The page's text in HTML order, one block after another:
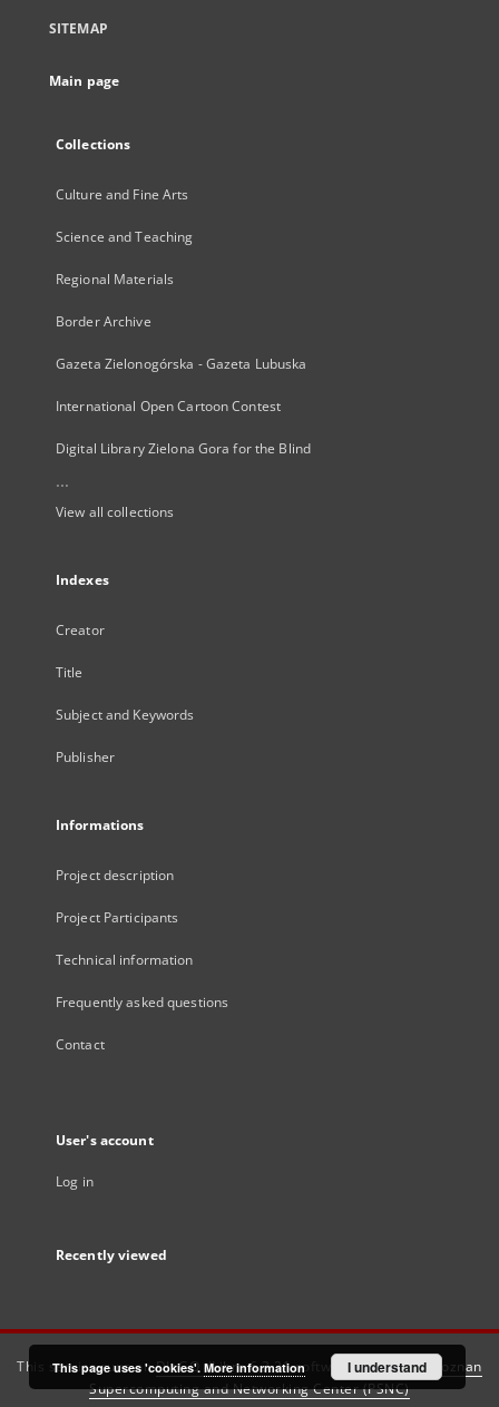
SITEMAP
Main page
Collections
Culture and Fine Arts
Science and Teaching
Regional Materials
Border Archive
Gazeta Zielonogórska - Gazeta Lubuska
International Open Cartoon Contest
Digital Library Zielona Gora for the Blind
...
View all collections
Indexes
Creator
Title
Subject and Keywords
Publisher
Informations
Project description
Project Participants
Technical information
Frequently asked questions
Contact
User's account
Log in
Recently viewed
This service runs onDInGO dLibra 6.3.21software created by
Poznan
Supercomputing and Networking Center (PSNC)
This page uses 'cookies'. More information I understand